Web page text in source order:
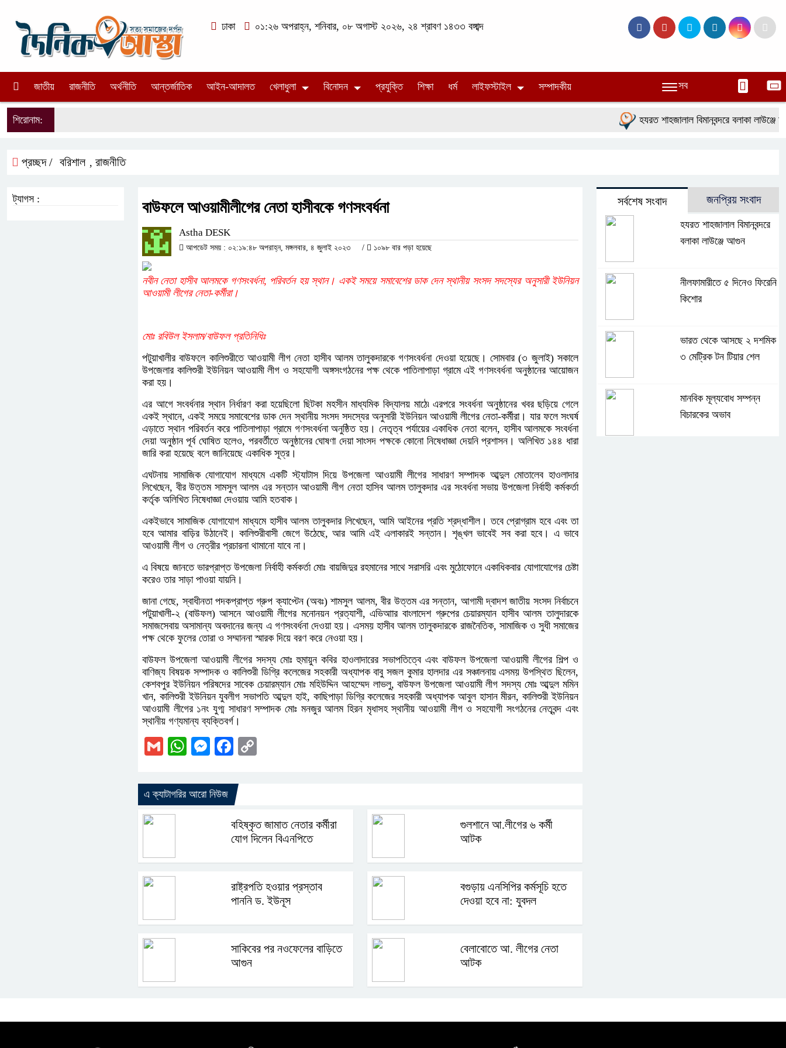
ঢাকা ০১:২৬ অপরাহ্ন, শনিবার, ০৮ অগাস্ট ২০২৬, ২৪ শ্রাবণ ১৪৩৩ বঙ্গাব্দ
জাতীয় রাজনীতি অর্থনীতি আন্তর্জাতিক আইন-আদালত খেলাধুলা বিনোদন প্রযুক্তি শিক্ষা ধর্ম লাইফস্টাইল সম্পাদকীয় সব
শিরোনাম: হযরত শাহজালাল বিমানবন্দরে বলাকা লাউঞ্জে আগুন
প্রচ্ছদ / বরিশাল , রাজনীতি
বাউফলে আওয়ামীলীগের নেতা হাসীবকে গণসংবর্ধনা
Astha DESK
আপডেট সময় : ০২:১৯:৪৮ অপরাহ্ন, মঙ্গলবার, ৪ জুলাই ২০২৩ / ১০৯৮ বার পড়া হয়েছে
নবীন নেতা হাসীব আলমকে গণসংবর্ধনা, পরিবর্তন হয় স্থান। একই সময়ে সমাবেশের ডাক দেন স্থানীয় সংসদ সদস্যের অনুসারী ইউনিয়ন
আওয়ামী লীগের নেতা-কর্মীরা।
মোঃ রবিউল ইসলাম/বাউফল প্রতিনিধিঃ
পটুয়াখালীর বাউফলে কালিশুরীতে আওয়ামী লীগ নেতা হাসীব আলম তালুকদারকে গণসংবর্ধনা দেওয়া হয়েছে। সোমবার (৩ জুলাই) সকালে
উপজেলার কালিশুরী ইউনিয়ন আওয়ামী লীগ ও সহযোগী অঙ্গসংগঠনের পক্ষ থেকে পাতিলাপাড়া গ্রামে এই গণসংবর্ধনা অনুষ্ঠানের আয়োজন
করা হয়।
এর আগে সংবর্ধনার স্থান নির্ধারণ করা হয়েছিলো ছিটকা মহসীন মাধ্যমিক বিদ্যালয় মাঠে৷ এরপরে সংবর্ধনা অনুষ্ঠানের খবর ছড়িয়ে গেলে
একই স্থানে, একই সময়ে সমাবেশের ডাক দেন স্থানীয় সংসদ সদস্যের অনুসারী ইউনিয়ন আওয়ামী লীগের নেতা-কর্মীরা। যার ফলে সংঘর্ষ
এড়াতে স্থান পরিবর্তন করে পাতিলাপাড়া গ্রামে গণসংবর্ধনা অনুষ্ঠিত হয়। নেতৃত্ব পর্যায়ের একাধিক নেতা বলেন, হাসীব আলমকে সংবর্ধনা
দেয়া অনুষ্ঠান পূর্ব ঘোষিত হলেও, পরবর্তীতে অনুষ্ঠানের ঘোষণা দেয়া সাংসদ পক্ষকে কোনো নিষেধাজ্ঞা দেয়নি প্রশাসন। অলিখিত ১৪৪ ধারা
জারি করা হয়েছে বলে জানিয়েছে একাধিক সূত্র।
এঘটনায় সামাজিক যোগাযোগ মাধ্যমে একটি স্ট্যাটাস দিয়ে উপজেলা আওয়ামী লীগের সাধারণ সম্পাদক আব্দুল মোতালেব হাওলাদার
লিখেছেন, বীর উত্তম সামসুল আলম এর সন্তান আওয়ামী লীগ নেতা হাসিব আলম তালুকদার এর সংবর্ধনা সভায় উপজেলা নির্বাহী কর্মকর্তা
কর্তৃক অলিখিত নিষেধাজ্ঞা দেওয়ায় আমি হতবাক।
একইভাবে সামাজিক যোগাযোগ মাধ্যমে হাসীব আলম তালুকদার লিখেছেন, আমি আইনের প্রতি শ্রদ্ধাশীল। তবে প্রোগ্রাম হবে এবং তা
হবে আমার বাড়ির উঠানেই। কালিশুরীবাসী জেগে উঠেছে, আর আমি এই এলাকারই সন্তান। শৃঙ্খল ভাবেই সব করা হবে। এ ভাবে
আওয়ামী লীগ ও নেত্রীর প্রচারনা থামানো যাবে না।
এ বিষয়ে জানতে ভারপ্রাপ্ত উপজেলা নির্বাহী কর্মকর্তা মোঃ বায়জিদুর রহমানের সাথে সরাসরি এবং মুঠোফোনে একাধিকবার যোগাযোগের চেষ্টা
করেও তার সাড়া পাওয়া যায়নি।
জানা গেছে, স্বাধীনতা পদকপ্রাপ্ত গ্রুপ ক্যাপ্টেন (অবঃ) শামসুল আলম, বীর উত্তম এর সন্তান, আগামী দ্বাদশ জাতীয় সংসদ নির্বাচনে
পটুয়াখালী-২ (বাউফল) আসনে আওয়ামী লীগের মনোনয়ন প্রত্যাশী, এভিআার বাংলাদেশ গ্রুপের চেয়ারম্যান হাসীব আলম তালুদারকে
সমাজসেবায় অসামান্য অবদানের জন্য এ গণসংবর্ধনা দেওয়া হয়। এসময় হাসীব আলম তালুকদারকে রাজনৈতিক, সামাজিক ও সুধী সমাজের
পক্ষ থেকে ফুলের তোরা ও সম্মাননা স্মারক দিয়ে বরণ করে নেওয়া হয়।
বাউফল উপজেলা আওয়ামী লীগের সদস্য মোঃ হুমায়ুন কবির হাওলাদারের সভাপতিত্বে এবং বাউফল উপজেলা আওয়ামী লীগের শিল্প ও
বাণিজ্য বিষয়ক সম্পাদক ও কালিশুরী ডিগ্রি কলেজের সহকারী অধ্যাপক বাবু সজল কুমার হালদার এর সঞ্চালনায় এসময় উপস্থিত ছিলেন,
কেশবপুর ইউনিয়ন পরিষদের সাবেক চেয়ারম্যান মোঃ মহিউদ্দিন আহম্মেদ লাভলু, বাউফল উপজেলা আওয়ামী লীগ সদস্য মোঃ আব্দুল মমিন
খান, কালিশুরী ইউনিয়ন যুবলীগ সভাপতি আব্দুল হাই, কাছিপাড়া ডিগ্রি কলেজের সহকারী অধ্যাপক আবুল হাসান মীরন, কালিশুরী ইউনিয়ন
আওয়ামী লীগের ১নং যুগ্ম সাধারণ সম্পাদক মোঃ মনজুর আলম হিরন মৃধাসহ স্থানীয় আওয়ামী লীগ ও সহযোগী সংগঠনের নেতৃবন্দ এবং
স্থানীয় গণ্যমান্য ব্যক্তিবর্গ।
GmailWhatsApp
Messenger
Facebook
এ ক্যাটাগরির আরো নিউজ
বহিষ্কৃত জামাত নেতার কর্মীরা
যোগ দিলেন বিএনপিতে
গুলশানে আ.লীগের ৬ কর্মী
আটক
রাষ্ট্রপতি হওয়ার প্রস্তাব
পাননি ড. ইউনূস
বগুড়ায় এনসিপির কর্মসূচি হতে
দেওয়া হবে না: যুবদল
সাকিবের পর নওফেলের বাড়িতে
আগুন
বেলাবোতে আ. লীগের নেতা
আটক
ট্যাগস : সর্বশেষ সংবাদ জনপ্রিয় সংবাদ
হযরত শাহজালাল বিমানবন্দরে
বলাকা লাউঞ্জে আগুন
নীলফামারীতে ৫ দিনেও ফিরেনি
কিশোর
ভারত থেকে আসছে ২ দশমিক
৩ মেট্রিক টন টিয়ার শেল
মানবিক মূল্যবোধ সম্পন্ন
বিচারকের অভাব